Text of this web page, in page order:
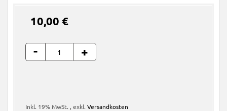
10,00 €
- +
Inkl. 19% MwSt. , exkl. Versandkosten